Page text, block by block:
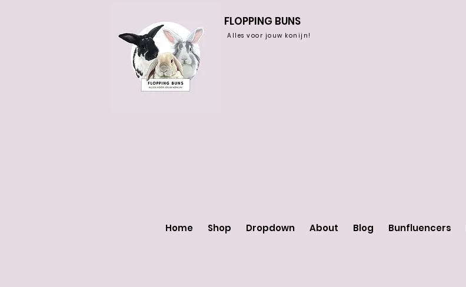
FLOPPING BUNS
Alles voor jouw konijn!
Home Shop Dropdown About Blog Bunfluencers